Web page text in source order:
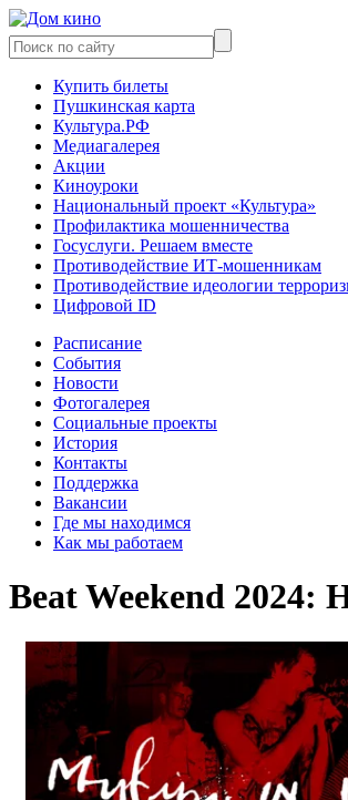
Купить билеты
Пушкинская карта
Культура.РФ
Медиагалерея
Акции
Киноуроки
Национальный проект «Культура»
Профилактика мошенничества
Госуслуги. Решаем вместе
Противодействие ИТ-мошенникам
Противодействие идеологии
Цифровой ID
Расписание
События
Новости
Фотогалерея
Социальные проекты
История
Контакты
Поддержка
Вакансии
Где мы находимся
Как мы работаем
Beat Weekend